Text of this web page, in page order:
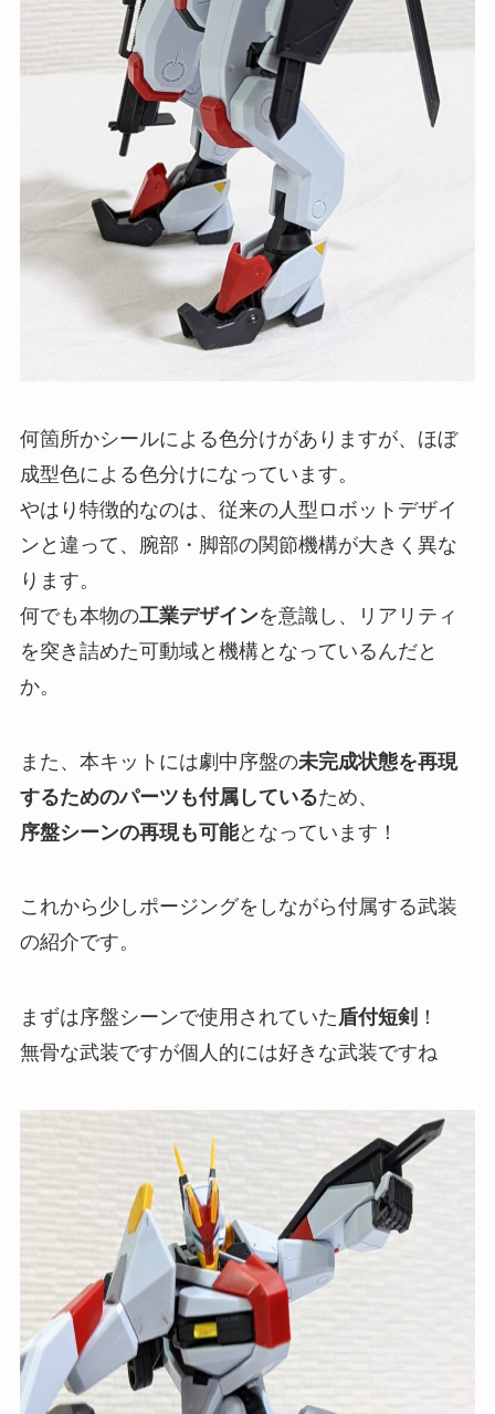
何箇所かシールによる色分けがありますが、ほぼ
成型色による色分けになっています。
やはり特徴的なのは、従来の人型ロボットデザイ
ンと違って、腕部・脚部の関節機構が大きく異な
ります。
何でも本物の工業デザインを意識し、リアリティ
を突き詰めた可動域と機構となっているんだと
か。
また、本キットには劇中序盤の未完成状態を再現
するためのパーツも付属しているため、
序盤シーンの再現も可能となっています！
これから少しポージングをしながら付属する武装
の紹介です。
まずは序盤シーンで使用されていた盾付短剣 ！
無骨な武装ですが個人的には好きな武装ですね